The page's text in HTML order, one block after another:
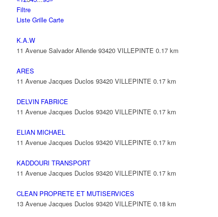
Filtre
Liste Grille Carte
K.A.W
11 Avenue Salvador Allende 93420 VILLEPINTE 0.17 km
ARES
11 Avenue Jacques Duclos 93420 VILLEPINTE 0.17 km
DELVIN FABRICE
11 Avenue Jacques Duclos 93420 VILLEPINTE 0.17 km
ELIAN MICHAEL
11 Avenue Jacques Duclos 93420 VILLEPINTE 0.17 km
KADDOURI TRANSPORT
11 Avenue Jacques Duclos 93420 VILLEPINTE 0.17 km
CLEAN PROPRETE ET MUTISERVICES
13 Avenue Jacques Duclos 93420 VILLEPINTE 0.18 km